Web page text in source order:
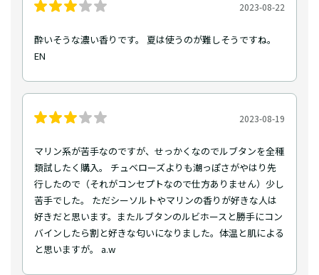
2023-08-22
酔いそうな濃い香りです。 夏は使うのが難しそうですね。
EN
2023-08-19
マリン系が苦手なのですが、せっかくなのでルブタンを全種
類試したく購入。 チュベローズよりも潮っぽさがやはり先
行したので（それがコンセプトなので仕方ありません）少し
苦手でした。 ただシーソルトやマリンの香りが好きな人は
好きだと思います。またルブタンのルビホースと勝手にコン
バインしたら割と好きな匂いになりました。体温と肌による
と思いますが。 a.w